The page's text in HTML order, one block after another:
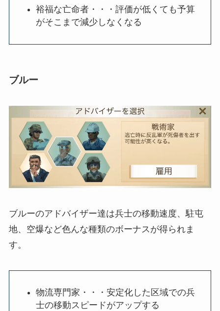
裕福な亡命者・・・評価が低くても予算
がそこまで減少しなくなる
ブルー
ブルーのアドバイザー達は兵士の移動速度、駐屯
地、空爆など色んな種類のボーナスが得られま
す。
物流専門家・・・安定化した区域での兵
士の移動スピードがアップする